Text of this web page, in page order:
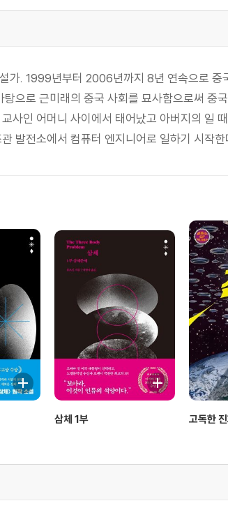
가. 1999년부터 2006년까지 8년 연속으로
탕으로 근미래의 중국 사회를 묘사함으로써
사인 어머니 사이에서 태어났고 아버지의 일
발전소에서 컴퓨터 엔지니어로 일하기 시작
삼체 1부 고독한